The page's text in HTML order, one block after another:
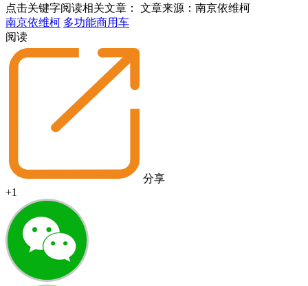
点击关键字阅读相关文章：
文章来源：南京依维柯
南京依维柯 多功能商用车
阅读
分享
+1